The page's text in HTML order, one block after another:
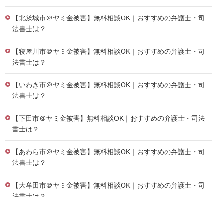
【北茨城市＠ヤミ金被害】無料相談OK｜おすすめの弁護士・司
法書士は？
【寝屋川市＠ヤミ金被害】無料相談OK｜おすすめの弁護士・司
法書士は？
【いわき市＠ヤミ金被害】無料相談OK｜おすすめの弁護士・司
法書士は？
【下田市＠ヤミ金被害】無料相談OK｜おすすめの弁護士・司法
書士は？
【あわら市＠ヤミ金被害】無料相談OK｜おすすめの弁護士・司
法書士は？
【大牟田市＠ヤミ金被害】無料相談OK｜おすすめの弁護士・司